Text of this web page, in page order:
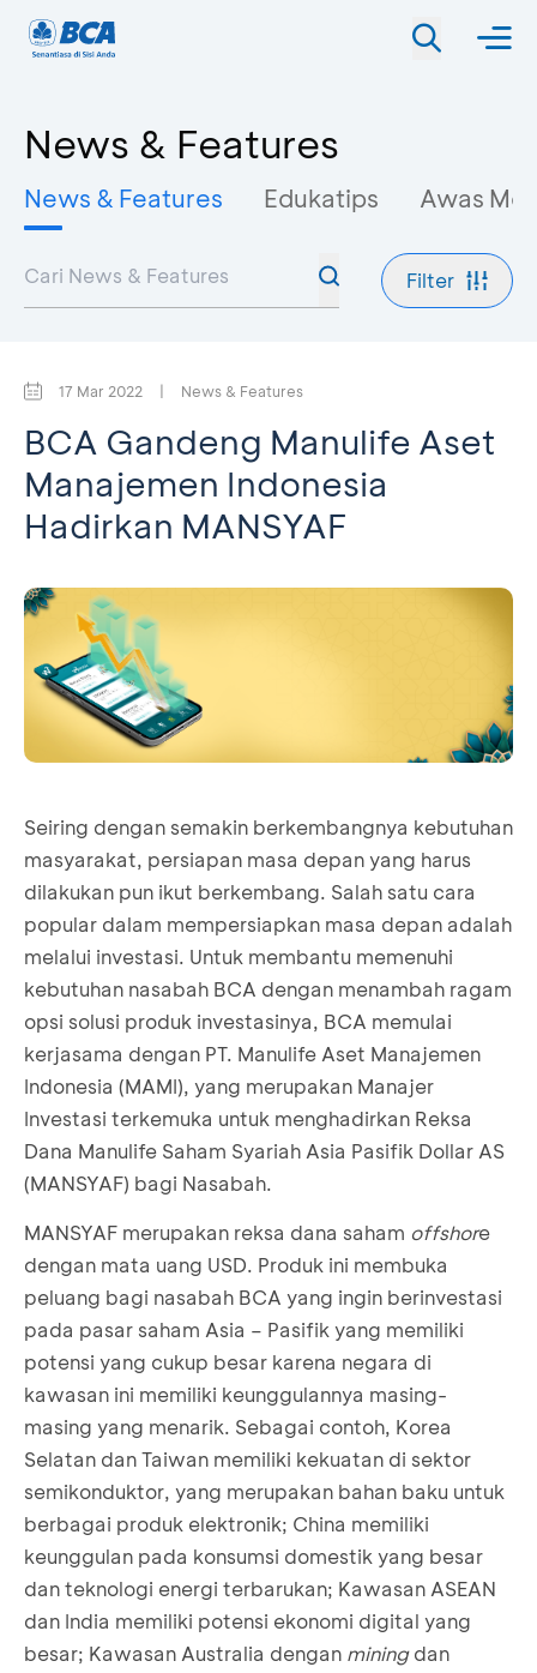
News & Features
News & Features Edukatips Awas
Filter
17 Mar 2022 | News & Features
BCA Gandeng Manulife Aset
Manajemen Indonesia
Hadirkan MANSYAF
Seiring dengan semakin berkembangnya kebutuhan
masyarakat, persiapan masa depan yang harus
dilakukan pun ikut berkembang. Salah satu cara
popular dalam mempersiapkan masa depan adalah
melalui investasi. Untuk membantu memenuhi
kebutuhan nasabah BCA dengan menambah ragam
opsi solusi produk investasinya, BCA memulai
kerjasama dengan PT. Manulife Aset Manajemen
Indonesia (MAMI), yang merupakan Manajer
Investasi terkemuka untuk menghadirkan Reksa
Dana Manulife Saham Syariah Asia Pasifik Dollar AS
(MANSYAF) bagi Nasabah.
MANSYAF merupakan reksa dana saham offshore
dengan mata uang USD. Produk ini membuka
peluang bagi nasabah BCA yang ingin berinvestasi
pada pasar saham Asia – Pasifik yang memiliki
potensi yang cukup besar karena negara di
kawasan ini memiliki keunggulannya masing-
masing yang menarik. Sebagai contoh, Korea
Selatan dan Taiwan memiliki kekuatan di sektor
semikonduktor, yang merupakan bahan baku untuk
berbagai produk elektronik; China memiliki
keunggulan pada konsumsi domestik yang besar
dan teknologi energi terbarukan; Kawasan ASEAN
dan India memiliki potensi ekonomi digital yang
besar; Kawasan Australia dengan miningdan